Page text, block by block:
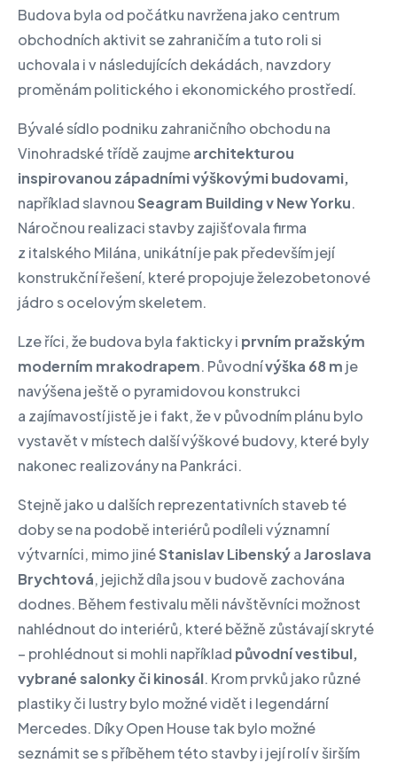
Budova byla od počátku navržena jako centrum
obchodních aktivit se zahraničím a tuto roli si
uchovala i v následujících dekádách, navzdory
proměnám politického i ekonomického prostředí.
Bývalé sídlo podniku zahraničního obchodu na
Vinohradské třídě zaujmearchitekturou
inspirovanou západními výškovými budovami,
například slavnouSeagram Building v New Yorku.
Náročnou realizaci stavby zajišťovala firma
z italského Milána, unikátní je pak především její
konstrukční řešení, které propojuje železobetonové
jádro s ocelovým skeletem.
Lze říci, že budova byla fakticky i prvním pražským
moderním mrakodrapem. Původnívýška 68 m je
navýšena ještě o pyramidovou konstrukci
a zajímavostí jistě je i fakt, že v původním plánu bylo
vystavět v místech další výškové budovy, které byly
nakonec realizovány na Pankráci.
Stejně jako u dalších reprezentativních staveb té
doby se na podobě interiérů podíleli významní
výtvarníci, mimo jinéStanislav LibenskýaJaroslava
Brychtová, jejichž díla jsou v budově zachována
dodnes. Během festivalu měli návštěvníci možnost
nahlédnout do interiérů, které běžně zůstávají skryté
– prohlédnout si mohli například původní vestibul,
vybrané salonky či kinosál. Krom prvků jako různé
plastiky či lustry bylo možné vidět i legendární
Mercedes. Díky Open House tak bylo možné
seznámit se s příběhem této stavby i její rolí v širším